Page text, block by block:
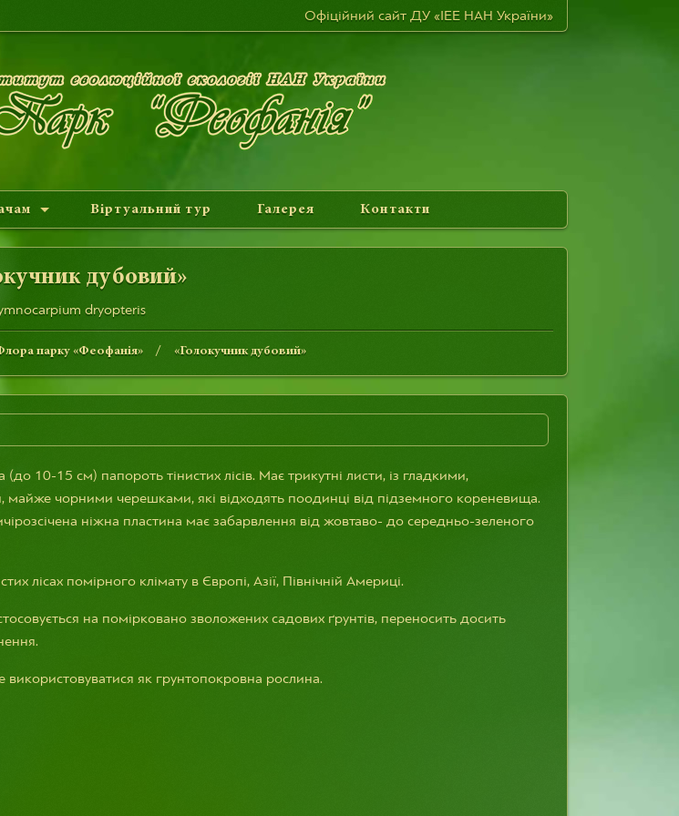
Офіційний сайт ДУ «ІЕЕ НАН України»
Віртуальний тур Галерея Контакти
дубовий»
dryopteris
парку «Феофанія» «Голокучник дубовий»
(до 10-15 см) папороть тінистих лісів. Має трикутні листи, із гладкими,
майже чорними черешками, які відходять поодинці від підземного кореневища.
ніжна пластина має забарвлення від жовтаво- до середньо-зеленого
лісах помірного клімату в Європі, Азії, Північній Америці.
на помірковано зволожених садових ґрунтів, переносить досить
як грунтопокровна рослина.